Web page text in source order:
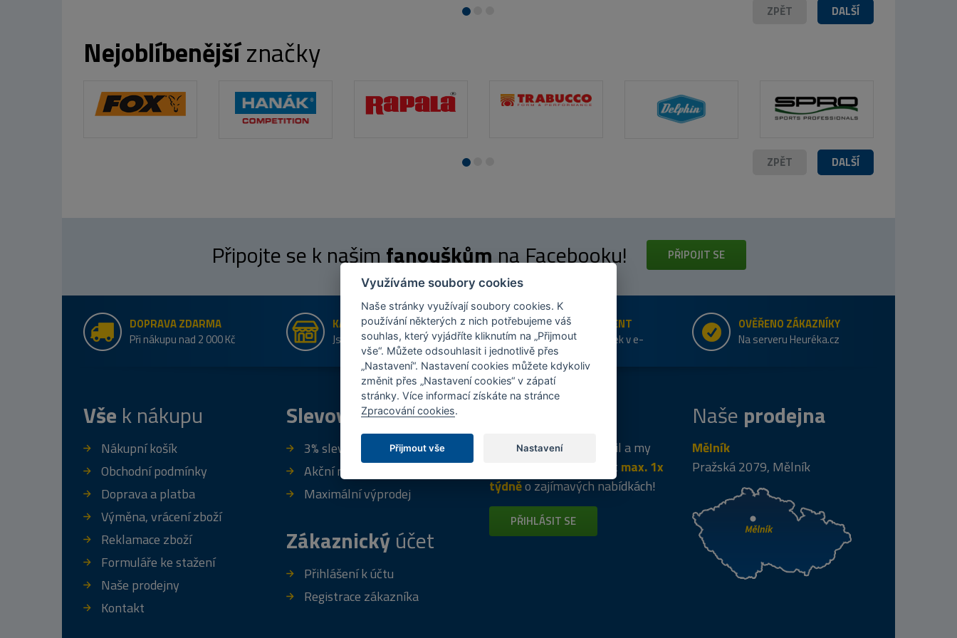
DALŠÍ
ZPĚT
Nejoblíbenějšíznačky
DALŠÍ
ZPĚT
Připojte se k našimfanouškůmna Facebooku! PŘIPOJIT SE
DOPRAVA ZDARMA
Při nákupu nad 2 000 Kč
KAMENNÉ PRODEJNY
Jsme na trhu více než 10 let
ŠIROKÝ SORTIMENT
Přes 20 tis. položek v e-
shopu
OVĚŘENO ZÁKAZNÍKY
Na serveru Heuréka.cz
Vše k nákupu
Nákupní košík
Obchodní podmínky
Doprava a platba
Výměna, vrácení zboží
Reklamace zboží
Formuláře ke stažení
Naše prodejny
Kontakt
Slevový program
3% sleva za registraci
Akční nabídky
Maximální výprodej
Zákaznickýúčet
Přihlášení k účtu
Registrace zákazníka
Napište nám svůj e-mail a my
vás budeme informovat max. 1x
týdněo zajímavých nabídkách!
PŘIHLÁSIT SE
Naše prodejna
Mělník
Pražská 2079, Mělník
Využíváme soubory cookies
Naše stránky využívají soubory cookies. K
používání některých z nich potřebujeme váš
souhlas, který vyjádříte kliknutím na „Přijmout
vše“. Můžete odsouhlasit i jednotlivě přes
„Nastavení“. Nastavení cookies můžete kdykoliv
změnit přes „Nastavení cookies“ v zápatí
stránky. Více informací získáte na stránce
Zpracování cookies.
Přijmout vše Nastavení